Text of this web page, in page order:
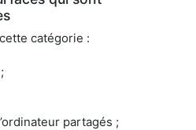
catégorie :
partagés ;